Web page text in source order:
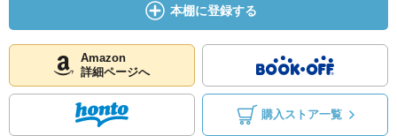
本棚に登録する
Amazon
詳細ページへ
購入ストア一覧